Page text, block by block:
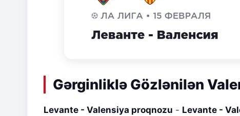
Gərginliklə Gözlənilən
Levante - Valensiya proqnozu - Levante -